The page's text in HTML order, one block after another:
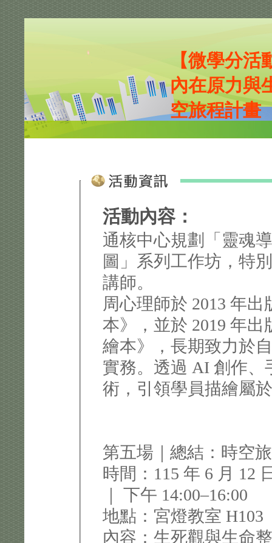
【微學分
內在原力與
空旅程計畫
活動內容：
通核中心規劃「靈魂
圖」系列工作坊，特
講師。
周心理師於 2013 年
本》，並於 2019 年
繪本》，長期致力於
實務。透過 AI 創作、
術，引領學員描繪屬
第五場｜總結：時空
時間：115 年 6 月 12
｜ 下午 14:00–16:00
地點：宮燈教室 H103
內容：生死觀與生命